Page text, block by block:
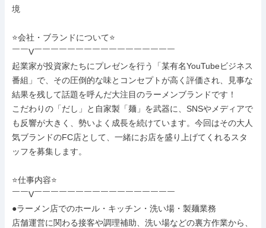
境
⭐会社・ブランドについて⭐
￣￣V￣￣￣￣￣￣￣￣￣￣￣￣￣￣￣￣￣
起業家が投資家たちにプレゼンを行う「某有名YouTubeビジネス
番組」で、その圧倒的な味とコンセプトが高く評価され、見事な
結果を残して話題を呼んだ大注目のラーメンブランドです！
こだわりの「だし」と自家製「麺」を武器に、SNSやメディアで
も反響が大きく、勢いよく成長を続けています。今回はその大人
気ブランドのFC店として、一緒にお店を盛り上げてくれるスタ
ッフを募集します。
⭐仕事内容⭐
￣￣V￣￣￣￣￣￣￣￣￣￣￣￣￣￣￣￣￣
●ラーメン店でのホール・キッチン・洗い場・製麺業務
店舗運営に関わる接客や調理補助、洗い場などの裏方作業から、